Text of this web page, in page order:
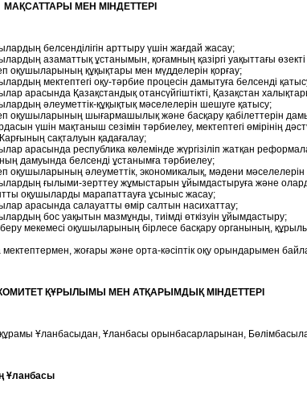
МАҚСАТТАРЫ МЕН МІНДЕТТЕРІ
белсенділігін арттыру үшін жағдай жасау;
азаматтық ұстанымын, қоғамның қазіргі уақыттағы
оқушыларының құқықтары мен мүдделерін қорғау;
мектептегі оқу-тәрбие процесін дамытуға белсенді
арасында Қазақстандық отансүйгіштікті, Қазақстан
әлеуметтік-құқықтық мәселелерін шешуге қатысу;
оқушыларының шығармашылық және басқару қабілеттерін
үшін мақтаныш сезімін тәрбиелеу, мектептегі өмірінің
сақталуын қадағалау;
арасында республика көлемінде жүргізіліп жатқан
дамуында белсенді ұстанымға тәрбиелеу;
оқушыларының әлеуметтік, экономикалық, мәдени
ғылыми-зерттеу жұмыстарын ұйымдастыруға және
оқушыларды марапаттауға ұсыныс жасау;
арасында салауатты өмір салтын насихаттау;
бос уақытын мазмұнды, тиімді өткізуін ұйымдастыру;
беру мекемесі оқушыларының бірлесе басқару органының,
мектептермен, жоғары және орта-кәсіптік оқу орындарымен
ҚҰРЫЛЫМЫ МЕН АТҚАРЫМДЫҚ МІНДЕТТЕРІ
Ұланбасыдан, Ұланбасы орынбасарларынан,
Ұланбасы